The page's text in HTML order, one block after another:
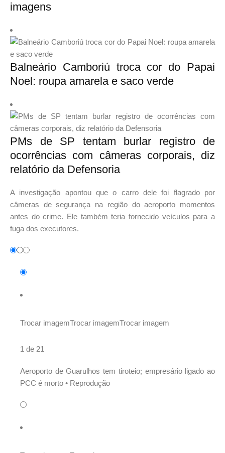
imagens
Balneário Camboriú troca cor do Papai
Noel: roupa amarela e saco verde
PMs de SP tentam burlar registro de
ocorrências com câmeras corporais, diz
relatório da Defensoria
A investigação apontou que o carro dele foi flagrado por
câmeras de segurança na região do aeroporto momentos
antes do crime. Ele também teria fornecido veículos para a
fuga dos executores.
Trocar imagemTrocar imagemTrocar imagem
1 de 21
Aeroporto de Guarulhos tem tiroteio; empresário ligado ao
PCC é morto • Reprodução